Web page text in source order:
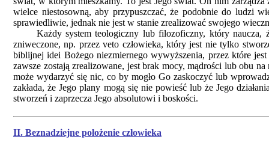
wielce niestosowną, aby przypuszczać, że podobnie do ludzi
sprawiedliwie, jednak nie jest w stanie zrealizować swojego
Każdy system teologiczny lub filozoficzny, który naucza,
zniweczone, np. przez veto człowieka, który jest nie tylko
biblijnej idei Bożego niezmiernego wywyższenia, przez które
zawsze zostają zrealizowane, jest brak mocy, mądrości lub obu
może wydarzyć się nic, co by mogło Go zaskoczyć lub
zakłada, że Jego plany mogą się nie powieść lub że Jego
stworzeń i zaprzecza Jego absolutowi i boskości.
II. Beznadziejne położenie człowieka